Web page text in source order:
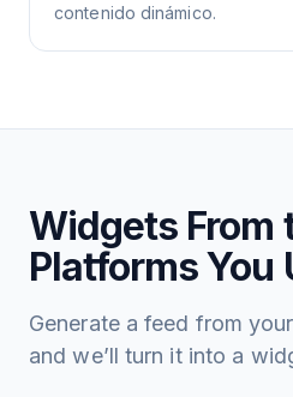
contenido dinámico.
Widgets From
Platforms You
Generate a feed from
and we’ll turn it into a